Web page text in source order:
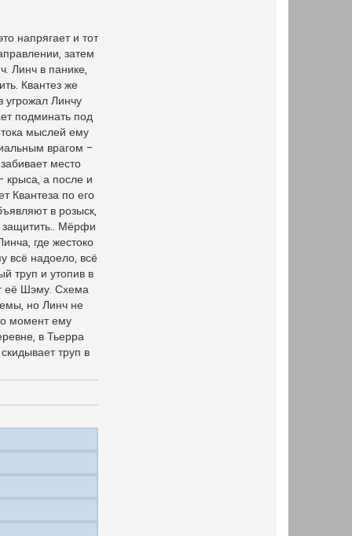
напрягает и тот
затем
Линч в панике,
Квантез же
угрожал Линчу
подминать под
мыслей ему
врагом -
место
крыса, а после и
Квантеза по его
в розыск,
защитить.. Мёрфи
где жестоко
всё надоело, всё
труп и утопив в
её Шэму. Схема
но Линч не
момент ему
в Тьерра
труп в